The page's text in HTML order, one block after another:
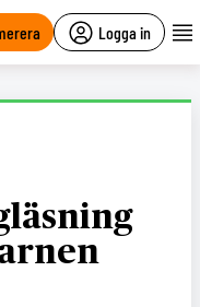
Logga in